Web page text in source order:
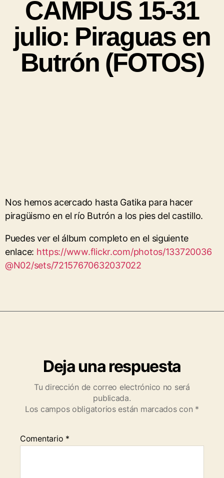
CAMPUS 15-31
julio: Piraguas en
Butrón (FOTOS)
Nos hemos acercado hasta Gatika para hacer
piragüismo en el río Butrón a los pies del castillo.
Puedes ver el álbum completo en el siguiente
enlace: https://www.flickr.com/photos/133720036
@N02/sets/72157670632037022
Deja una respuesta
Tu dirección de correo electrónico no será
publicada.
Los campos obligatorios están marcados con *
Comentario *